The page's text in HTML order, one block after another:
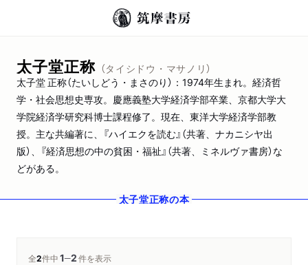
太子堂正称 （タイシドウ・マサノリ）
太子堂 正称（たいしどう・まさのり）：1974年生まれ。経済哲
学・社会思想史専攻。慶應義塾大学経済学部卒業、京都大学大
学院経済学研究科博士課程修了。現在、東洋大学経済学部教
授。主な共編著に、『ハイエクを読む』（共著、ナカニシヤ出
版）、『経済思想の中の貧困・福祉』（共著、ミネルヴァ書房）な
どがある。
太子堂正称の本
全2件中1─2件を表示